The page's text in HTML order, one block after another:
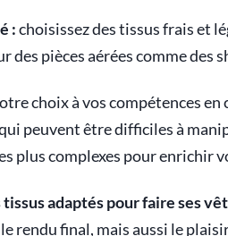
:choisissez des tissus frais et
des pièces aérées comme des
choix à vos compétences
peuvent être difficiles à
plus complexes pour enrichir
tissus adaptés pour faire ses
rendu final, mais aussi le